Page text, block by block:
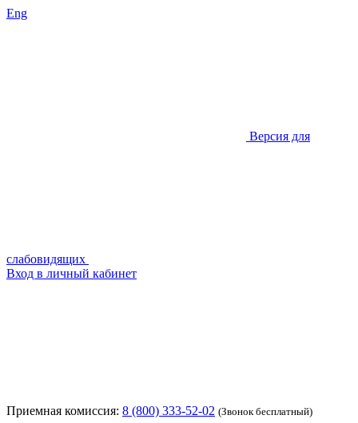
Eng
Версия для
слабовидящих
Вход в личный кабинет
Приемная комиссия: 8 (800) 333-52-02 (Звонок бесплатный)